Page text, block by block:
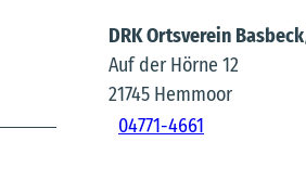
DRK Ortsverein
Auf der Hörne 12
21745 Hemmoor
04771-4661